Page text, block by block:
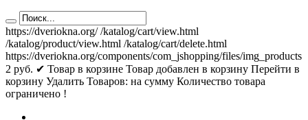
https://dveriokna.org/ /katalog/cart/view.html
/katalog/product/view.html /katalog/cart/delete.html
https://dveriokna.org/components/com_jshopping/files/img_products
2 руб. ✔ Товар в корзине Товар добавлен в корзину Перейти в
корзину Удалить Товаров: на сумму Количество товара
ограничено !